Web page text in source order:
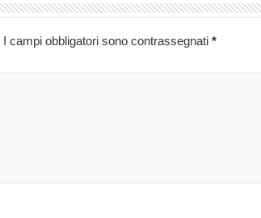
I campi obbligatori sono contrassegnati *